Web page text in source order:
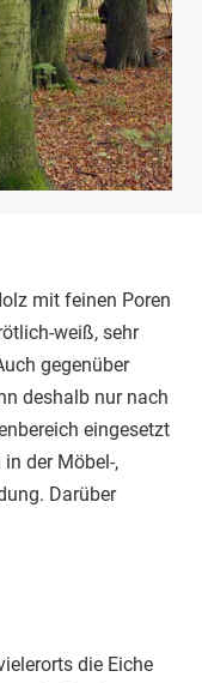
mit feinen Poren
weiß, sehr
gegenüber
deshalb nur nach
eingesetzt
der Möbel-,
Darüber
die Eiche